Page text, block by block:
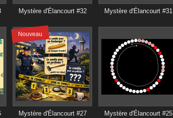
Mystère d'Élancourt #32 Mystère d'Élancourt #31
Nouveau
Mystère d'Élancourt #27 Mystère d'Élancourt #25